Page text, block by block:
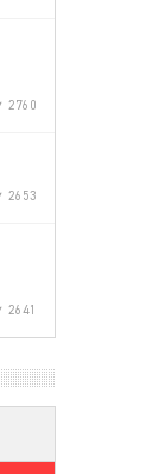
2760
2653
2641